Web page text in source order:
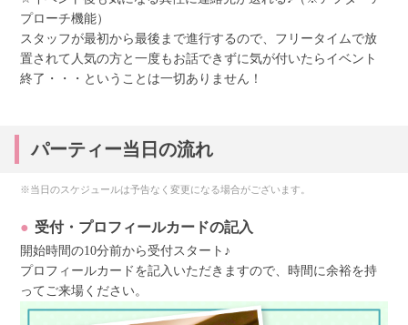
プローチ機能）
スタッフが最初から最後まで進行するので、フリータイムで放
置されて人気の方と一度もお話できずに気が付いたらイベント
終了・・・ということは一切ありません！
パーティー当日の流れ
※当日のスケジュールは予告なく変更になる場合がございます。
受付・プロフィールカードの記入
開始時間の10分前から受付スタート♪
プロフィールカードを記入いただきますので、時間に余裕を持
ってご来場ください。